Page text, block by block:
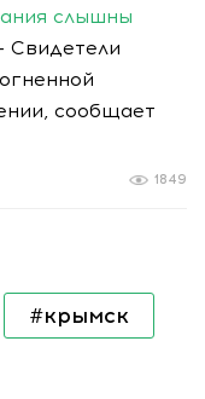
слышны
- Свидетели
сообщает
1849
#крымск